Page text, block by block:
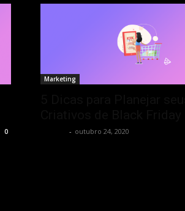
0
Marketing
- outubro 24, 2020